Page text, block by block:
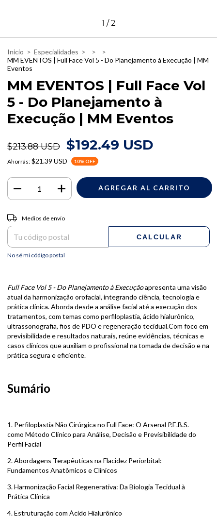
1 /2
Inicio > Especialidades > >
>
MM EVENTOS | Full Face Vol 5 - Do Planejamento à Execução | MM
Eventos
MM EVENTOS | Full Face Vol
5 - Do Planejamento à
Execução | MM Eventos
$213.88 USD $192.49 USD
Ahorrás: $21.39 USD 10% OFF
Entregas para el CP:
Medios de envío
CALCULAR
No sé mi código postal
Full Face Vol 5 - Do Planejamento à Execuçãoapresenta uma visão
atual da harmonização orofacial, integrando ciência, tecnologia e
prática clínica. Aborda desde a análise facial até a execução dos
tratamentos, com temas como perfiloplastia, ácido hialurônico,
ultrassonografia, fios de PDO e regeneração tecidual.Com foco em
previsibilidade e resultados naturais, reúne evidências, técnicas e
casos clínicos que auxiliam o profissional na tomada de decisão e na
prática segura e eficiente.
Sumário
1. Perfiloplastia Não Cirúrgica no Full Face: O Arsenal P.E.B.S.
como Método Clínico para Análise, Decisão e Previsibilidade do
Perfil Facial
2. Abordagens Terapêuticas na Flacidez Periorbital:
Fundamentos Anatômicos e Clínicos
3. Harmonização Facial Regenerativa: Da Biologia Tecidual à
Prática Clínica
4. Estruturação com Ácido Hialurônico